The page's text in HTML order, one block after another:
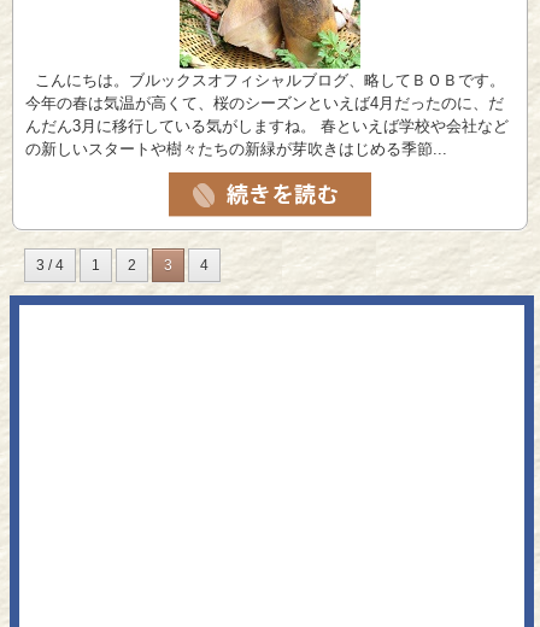
こんにちは。ブルックスオフィシャルブログ、略してＢＯＢです。
今年の春は気温が高くて、桜のシーズンといえば4月だったのに、だ
んだん3月に移行している気がしますね。 春といえば学校や会社など
の新しいスタートや樹々たちの新緑が芽吹きはじめる季節...
3 / 4 1 2 3 4